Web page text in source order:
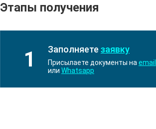
Этапы получения
1 Заполняете заявку
Присылаете документы на email
или Whatsapp